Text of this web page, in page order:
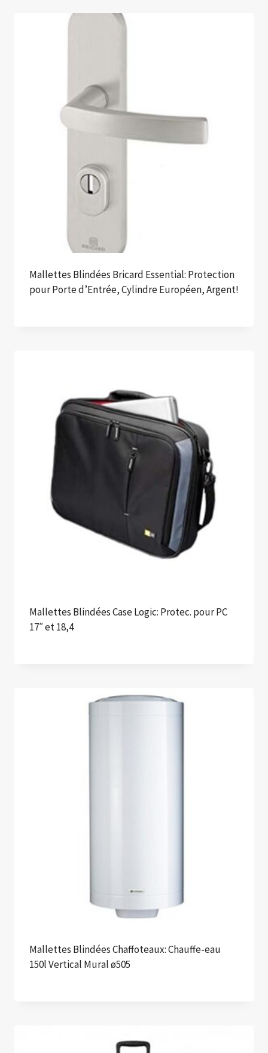
Mallettes Blindées Bricard Essential: Protection
pour Porte d’Entrée, Cylindre Européen, Argent!
Mallettes Blindées Case Logic: Protec. pour PC
17″ et 18,4
Mallettes Blindées Chaffoteaux: Chauffe-eau
150l Vertical Mural ø505